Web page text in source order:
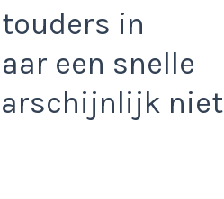
in
een snelle
niet